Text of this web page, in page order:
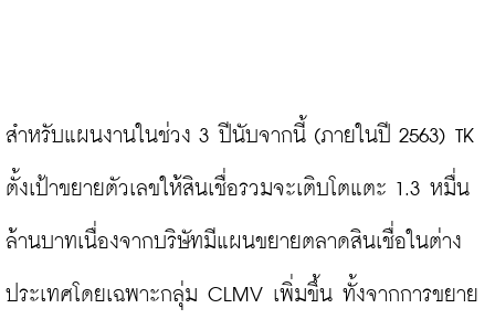
สำหรับแผนงานในช่วง 3 ปีนับจากนี้ (ภายในปี 2563) TK
ตั้งเป้าขยายตัวเลขให้สินเชื่อรวมจะเติบโตแตะ 1.3 หมื่น
ล้านบาทเนื่องจากบริษัทมีแผนขยายตลาดสินเชื่อในต่าง
ประเทศโดยเฉพาะกลุ่ม CLMV เพิ่มขึ้น ทั้งจากการขยาย